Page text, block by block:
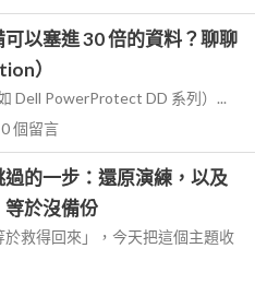
以塞進 30 倍的資料？聊聊
）
Dell PowerProtect DD 系列）...
0個留言
的一步：還原演練，以及
於沒備份
救得回來」，今天把這個主題收